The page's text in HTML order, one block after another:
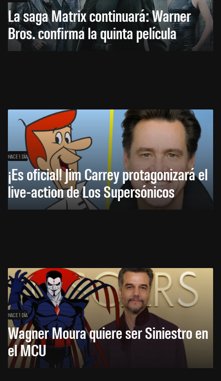
La saga Matrix continuará: Warner
Bros. confirma la quinta película
HACE 1 DÍA
¡Es oficial! Jim Carrey protagonizará el
live-action de Los Supersónicos
HACE 1 DÍA
Wagner Moura quiere ser Siniestro en
el MCU